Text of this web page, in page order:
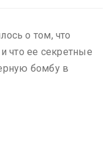
о том, что
что ее секретные
бомбу в